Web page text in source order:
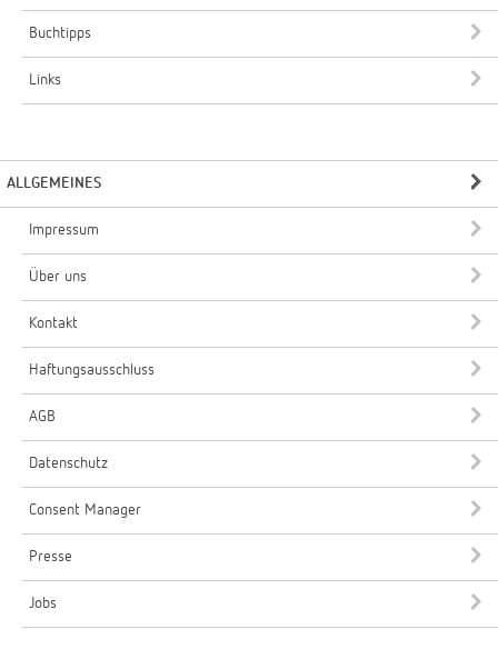
Buchtipps
Links
ALLGEMEINES
Impressum
Über uns
Kontakt
Haftungsausschluss
AGB
Datenschutz
Consent Manager
Presse
Jobs